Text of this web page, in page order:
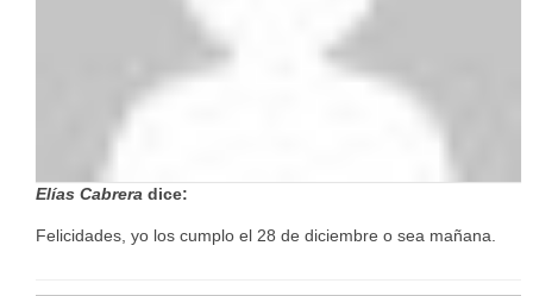
Elías Cabrera dice:
Felicidades, yo los cumplo el 28 de diciembre o sea mañana.